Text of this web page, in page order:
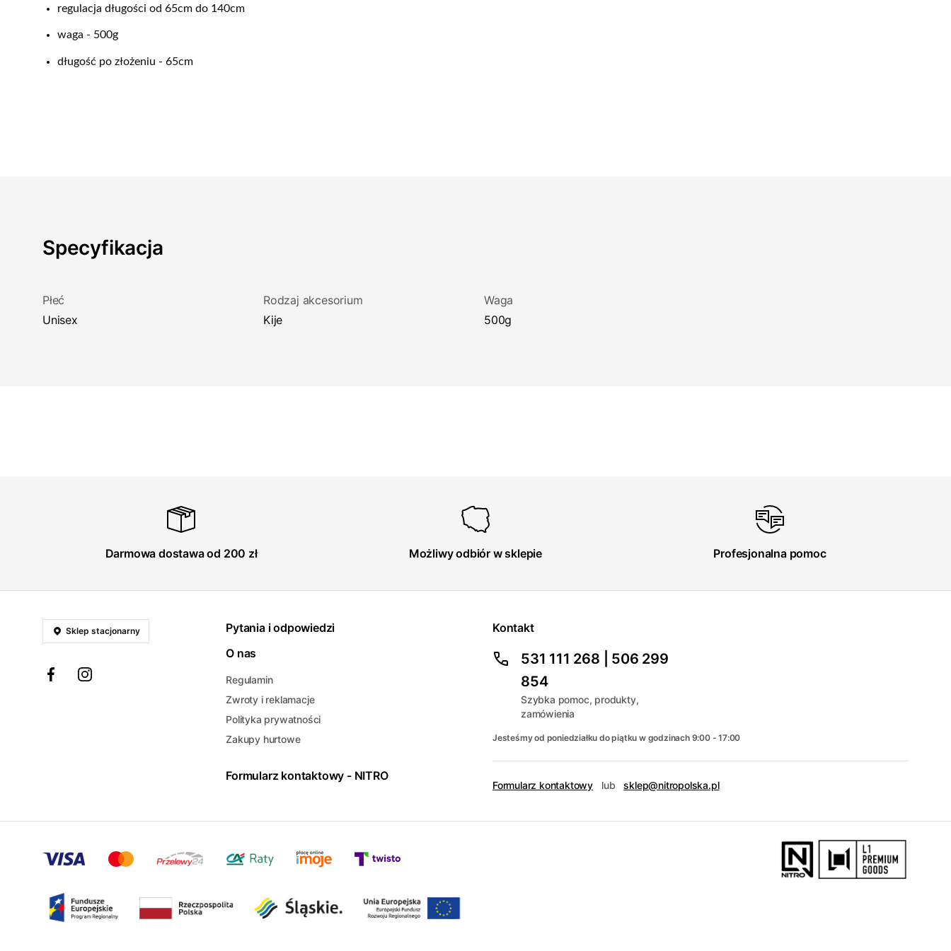
regulacja długości od 65cm do 140cm
waga - 500g
długość po złożeniu - 65cm
Specyfikacja
Płeć
Unisex
Rodzaj akcesorium
Kije
Waga
500g
Darmowa dostawa od 200 zł Możliwy odbiór w sklepie Profesjonalna pomoc
Sklep stacjonarny
Pytania i odpowiedzi
O nas
Regulamin
Zwroty i reklamacje
Polityka prywatności
Zakupy hurtowe
Formularz kontaktowy - NITRO
Kontakt
531 111 268 | 506 299
854
Szybka pomoc, produkty,
zamówienia
Jesteśmy od poniedziałku do piątku w godzinach 9:00 - 17:00
Formularz kontaktowy lub sklep@nitropolska.pl